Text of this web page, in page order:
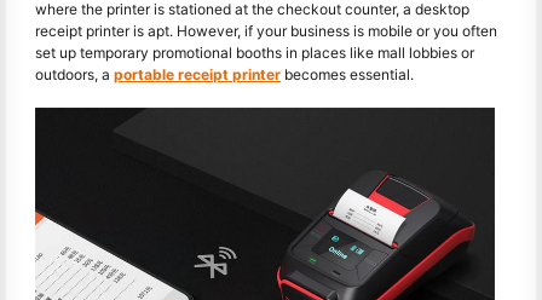
where the printer is stationed at the checkout counter, a desktop
receipt printer is apt. However, if your business is mobile or you often
set up temporary promotional booths in places like mall lobbies or
outdoors, a portable receipt printer becomes essential.